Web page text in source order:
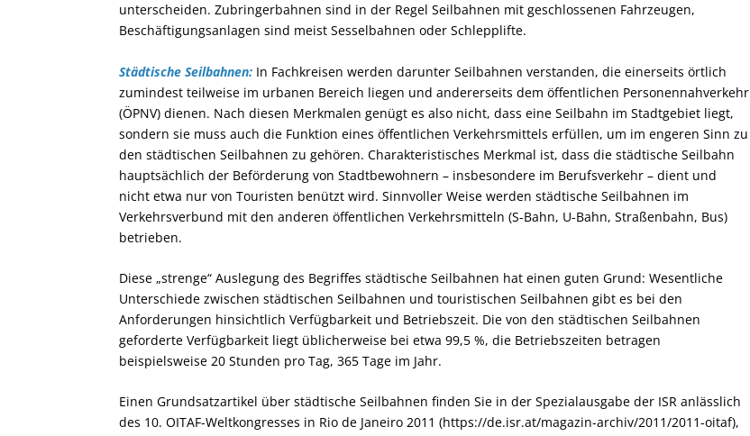
unterscheiden. Zubringerbahnen sind in der Regel Seilbahnen mit geschlossenen Fahrzeugen,
Beschäftigungsanlagen sind meist Sesselbahnen oder Schlepplifte.
Städtische Seilbahnen: In Fachkreisen werden darunter Seilbahnen verstanden, die einerseits örtlich
zumindest teilweise im urbanen Bereich liegen und andererseits dem öffentlichen Personennahverkehr
(ÖPNV) dienen. Nach diesen Merkmalen genügt es also nicht, dass eine Seilbahn im Stadtgebiet liegt,
sondern sie muss auch die Funktion eines öffentlichen Verkehrsmittels erfüllen, um im engeren Sinn zu
den städtischen Seilbahnen zu gehören. Charakteristisches Merkmal ist, dass die städtische Seilbahn
hauptsächlich der Beförderung von Stadtbewohnern – insbesondere im Berufsverkehr – dient und
nicht etwa nur von Touristen benützt wird. Sinnvoller Weise werden städtische Seilbahnen im
Verkehrsverbund mit den anderen öffentlichen Verkehrsmitteln (S-Bahn, U-Bahn, Straßenbahn, Bus)
betrieben.
Diese „strenge“ Auslegung des Begriffes städtische Seilbahnen hat einen guten Grund: Wesentliche
Unterschiede zwischen städtischen Seilbahnen und touristischen Seilbahnen gibt es bei den
Anforderungen hinsichtlich Verfügbarkeit und Betriebszeit. Die von den städtischen Seilbahnen
geforderte Verfügbarkeit liegt üblicherweise bei etwa 99,5 %, die Betriebszeiten betragen
beispielsweise 20 Stunden pro Tag, 365 Tage im Jahr.
Einen Grundsatzartikel über städtische Seilbahnen finden Sie in der Spezialausgabe der ISR anlässlich
des 10. OITAF-Weltkongresses in Rio de Janeiro 2011 (https://de.isr.at/magazin-archiv/2011/2011-oitaf),